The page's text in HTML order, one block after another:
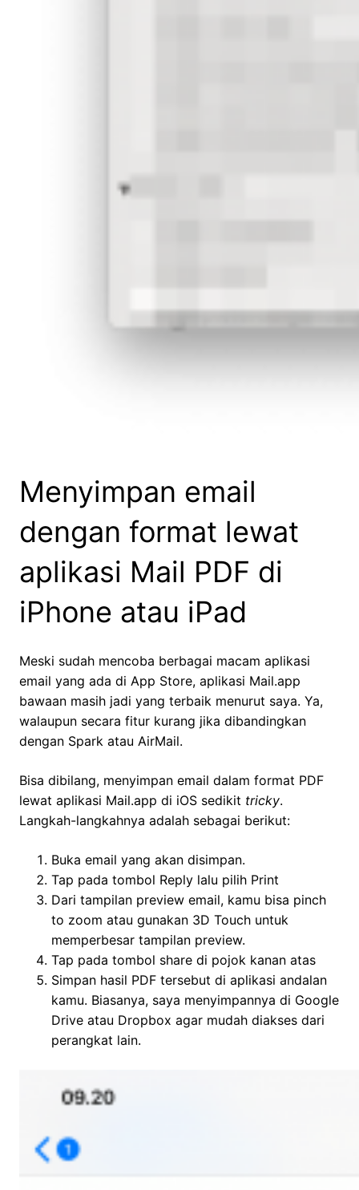
Menyimpan email
dengan format lewat
aplikasi Mail PDF di
iPhone atau iPad
Meski sudah mencoba berbagai macam aplikasi
email yang ada di App Store, aplikasi Mail.app
bawaan masih jadi yang terbaik menurut saya. Ya,
walaupun secara fitur kurang jika dibandingkan
dengan Spark atau AirMail.
Bisa dibilang, menyimpan email dalam format PDF
lewat aplikasi Mail.app di iOS sedikit tricky.
Langkah-langkahnya adalah sebagai berikut:
Buka email yang akan disimpan.
Tap pada tombol Reply lalu pilih Print
Dari tampilan preview email, kamu bisa pinch
to zoom atau gunakan 3D Touch untuk
memperbesar tampilan preview.
Tap pada tombol share di pojok kanan atas
Simpan hasil PDF tersebut di aplikasi andalan
kamu. Biasanya, saya menyimpannya di Google
Drive atau Dropbox agar mudah diakses dari
perangkat lain.